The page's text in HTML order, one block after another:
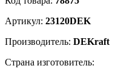
Артикул: 23120DEK
Производитель: DEKraft
Страна изготовитель: